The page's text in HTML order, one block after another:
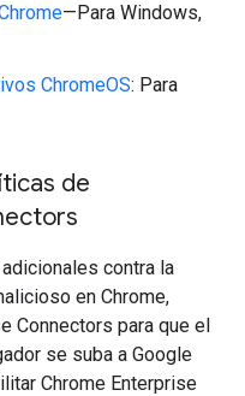
—Para Windows,
ChromeOS: Para
de
contra la
en Chrome,
Connectors para que el
se suba a Google
Chrome Enterprise